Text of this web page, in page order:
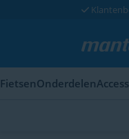
FietsenOnderdelen